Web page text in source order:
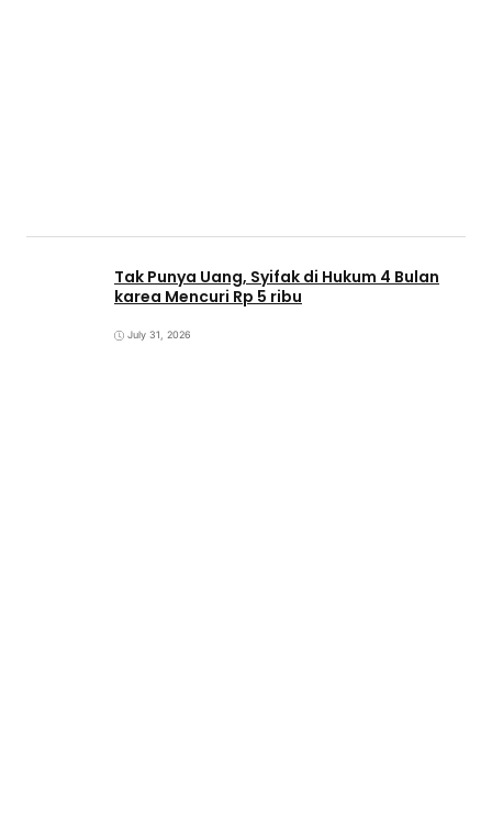
Tak Punya Uang, Syifak di Hukum 4 Bulan
karea Mencuri Rp 5 ribu
July 31, 2026